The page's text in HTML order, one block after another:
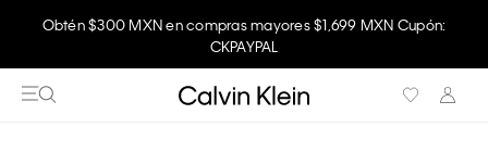
Obtén $300 MXN en compras mayores $1,699 MXN Cupón:
CKPAYPAL